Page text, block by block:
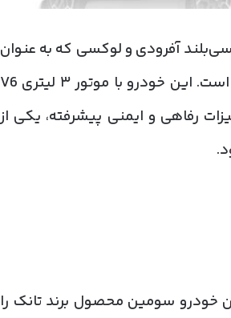
۷۰۰ را منتشر کرد؛ شاسی‌بلند آفرودی و لوکسی که به عنوان
جدیدترین محصول برند تانک برای بازار ایران معرفی شده است. این خودرو با موتور ۳ لیتری V6
رفاهی و ایمنی پیشرفته، یکی از
تانک ۵۰۰، اکنون شتابران خودرو سومین محصول برند تانک را